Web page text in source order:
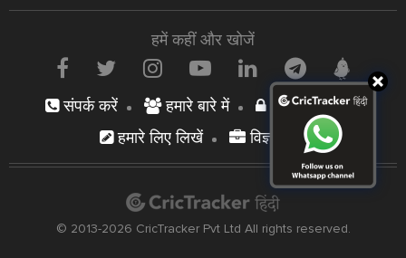
हमें कहीं और खोजें
संपर्क करें हमारे बारे में
निजता नीति
हमारे लिए लिखें
विज्ञापन दें
© 2013-2026 CricTracker Pvt Ltd All rights reserved.